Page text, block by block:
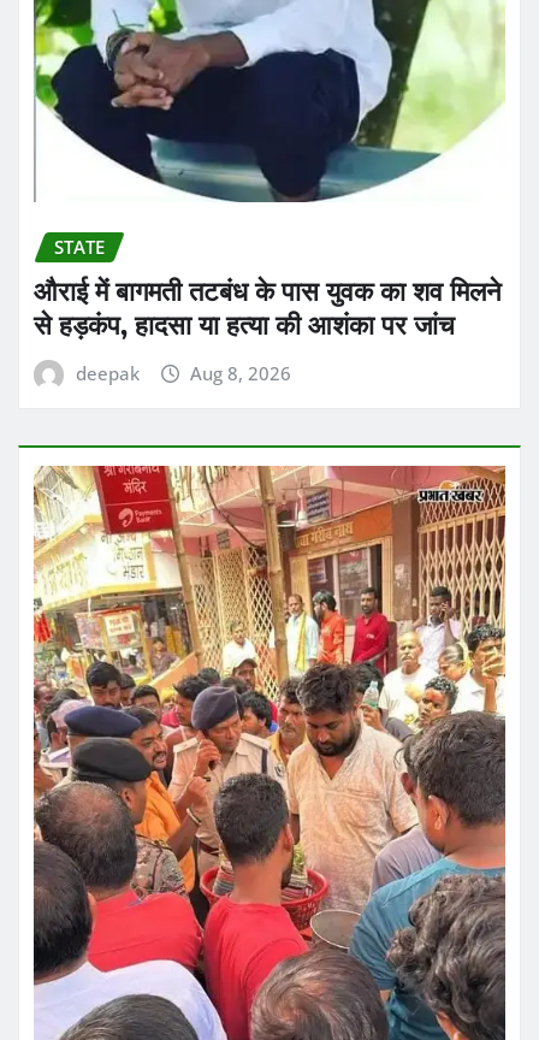
STATE
औराई में बागमती तटबंध के पास युवक का शव मिलने
से हड़कंप, हादसा या हत्या की आशंका पर जांच
deepak Aug 8, 2026